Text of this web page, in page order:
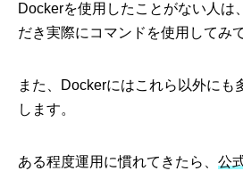
Dockerを使用したことがない人は
だき実際にコマンドを使用してみ
また、Dockerにはこれら以外にも
します。
ある程度運用に慣れてきたら、 公